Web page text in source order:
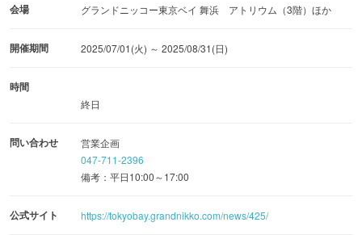
まで楽しめます。
【期間】2025年6月27日(金)～2026年6月30日(火)
【場所】アトリウム(3階)
②5thアニバーサリープロジェクション
『サマーフェスティバル』開催期間中、幻想的にライトア
ップされたアトリウムで、開業5周年をお祝いするオリジ
【期間】2025年7月1日(火)～8月31日(日)
会場 グランドニッコー東京ベイ 舞浜 アトリウム（3階）ほか
開催期間 2025/07/01(火) ～ 2025/08/31(日)
時間
終日
問い合わせ
営業企画
047-711-2396
備考：平日10:00～17:00
公式サイト https://tokyobay.grandnikko.com/news/425/